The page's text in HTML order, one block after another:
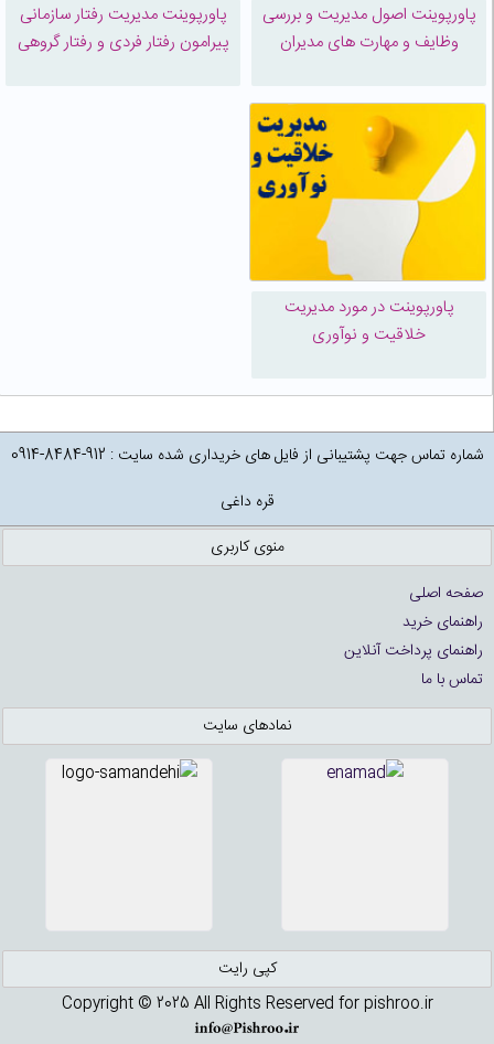
پاورپوینت اصول مديريت و بررسی
وظایف و مهارت های مدیران
پاورپوینت مدیریت رفتار سازمانی
پیرامون رفتار فردی و رفتار گروهی
پاورپوینت در مورد مدیریت
خلاقیت و نوآوری
شماره تماس جهت پشتیبانی از فایل های خریداری شده سایت : 912-8484-0914
قره داغی
منوی کاربری
صفحه اصلی
راهنمای خرید
راهنمای پرداخت آنلاین
تماس با ما
نمادهای سایت
کپی رایت
Copyright © 2025 All Rights Reserved for pishroo.ir